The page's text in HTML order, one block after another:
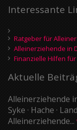
Interessante
Ratgeber für
Alleinerziehende in
Finanzielle Hilfen
Aktuelle
Alleinerziehende
Syke · Hache ·
Alleinerziehende...